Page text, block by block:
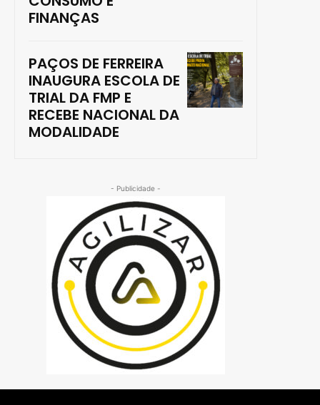
FINANÇAS
PAÇOS DE FERREIRA
INAUGURA ESCOLA DE
TRIAL DA FMP E
RECEBE NACIONAL DA
MODALIDADE
- Publicidade -